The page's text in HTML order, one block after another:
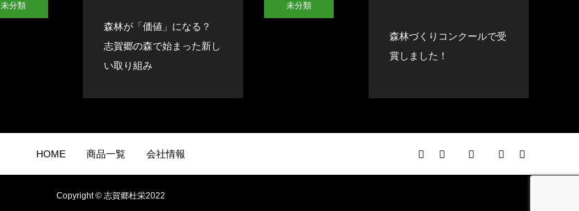
未分類
森林が「価値」になる？
志賀郷の森で始まった新し
い取り組み
未分類
森林づくりコンクールで受
賞しました！
HOME 商品一覧 会社情報
Copyright © 志賀郷杜栄2022